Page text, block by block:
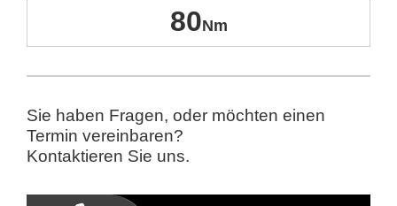
80
Sie haben Fragen, oder möchten einen
Termin vereinbaren?
Kontaktieren Sie uns.